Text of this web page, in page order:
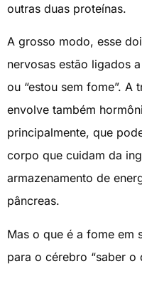
outras duas proteínas.
A grosso modo, esse
nervosas estão ligados
ou “estou sem fome”. A
envolve também
principalmente, que
corpo que cuidam da
armazenamento de
pâncreas.
Mas o que é a fome em
para o cérebro “saber o